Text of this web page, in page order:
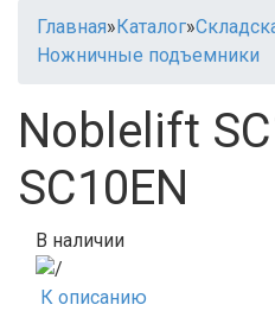
Главная»Каталог»
Ножничные подъемники
Noblelift
SC10EN
В наличии
К описанию